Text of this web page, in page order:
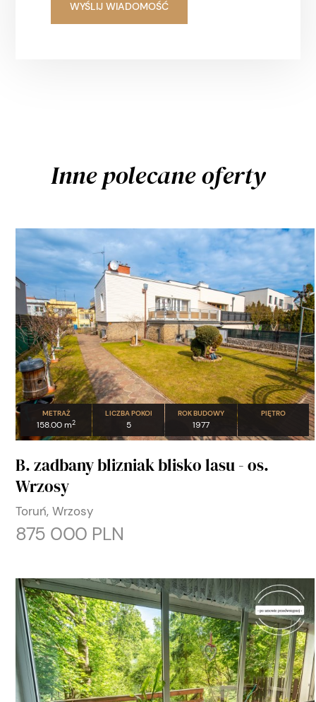
Inne polecane oferty
METRAŻ
158.00 m2
LICZBA POKOI
5
ROK BUDOWY
1977
PIĘTRO
B. zadbany blizniak blisko lasu - os.
Wrzosy
Toruń, Wrzosy
875 000 PLN